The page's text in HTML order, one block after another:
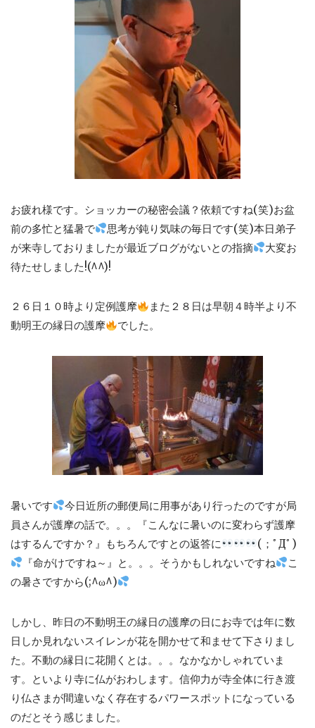
お疲れ様です。ショッカーの秘密会議？依頼ですね(笑)お盆
前の多忙と猛暑で
思考が鈍り気味の毎日です(笑)本日弟子
が来寺しておりましたが最近ブログがないとの指摘
大変お
待たせしました!(^^)!
２６日１０時より定例護摩
また２８日は早朝４時半より不
動明王の縁日の護摩
でした。
暑いです
今日近所の郵便局に用事があり行ったのですが局
員さんが護摩の話で。。。『こんなに暑いのに変わらず護摩
はするんですか？』もちろんですとの返答に
(；ﾟДﾟ)
『命がけですね～』と。。。そうかもしれないですね
こ
の暑さですから(;^ω^)
しかし、昨日の不動明王の縁日の護摩の日にお寺では年に数
日しか見れないスイレンが花を開かせて和ませて下さりまし
た。不動の縁日に花開くとは。。。なかなかしゃれていま
す。といより寺に仏がおわします。信仰力が寺全体に行き渡
り仏さまが間違いなく存在するパワースポットになっている
のだとそう感じました。